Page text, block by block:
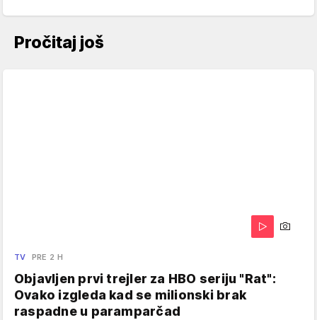
Pročitaj još
TV PRE 2 H
Objavljen prvi trejler za HBO seriju "Rat":
Ovako izgleda kad se milionski brak
raspadne u paramparčad